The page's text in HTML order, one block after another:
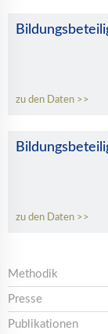
zu den Daten
zu den Daten
Methodik
Presse
Publikationen